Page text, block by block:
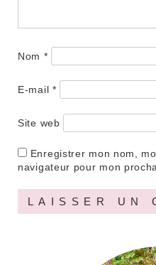
Nom *
E-mail *
Site web
Enregistrer mon nom,
navigateur pour mon